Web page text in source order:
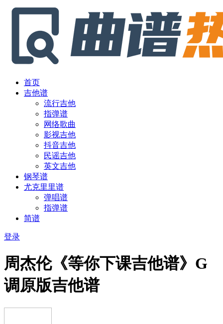
首页
吉他谱
流行吉他
指弹谱
网络歌曲
影视吉他
抖音吉他
民谣吉他
英文吉他
钢琴谱
尤克里里谱
弹唱谱
指弹谱
简谱
登录
周杰伦《等你下课吉他谱》G
调原版吉他谱